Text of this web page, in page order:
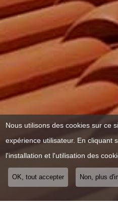
Nous utilisons des cookies sur ce
expérience utilisateur. En cliquant
l'installation et l'utilisation des
OK, tout accepter Non, plus